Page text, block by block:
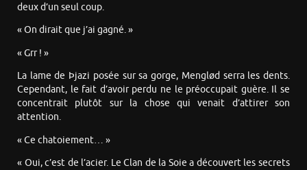
deux d’un seul coup.
« On dirait que j’ai gagné. »
« Grr ! »
La lame de Þjazi posée sur sa gorge, Menglød serra les dents.
Cependant, le fait d’avoir perdu ne le préoccupait guère. Il se
concentrait plutôt sur la chose qui venait d’attirer son
attention.
« Ce chatoiement… »
« Oui, c’est de l’acier. Le Clan de la Soie a découvert les secrets